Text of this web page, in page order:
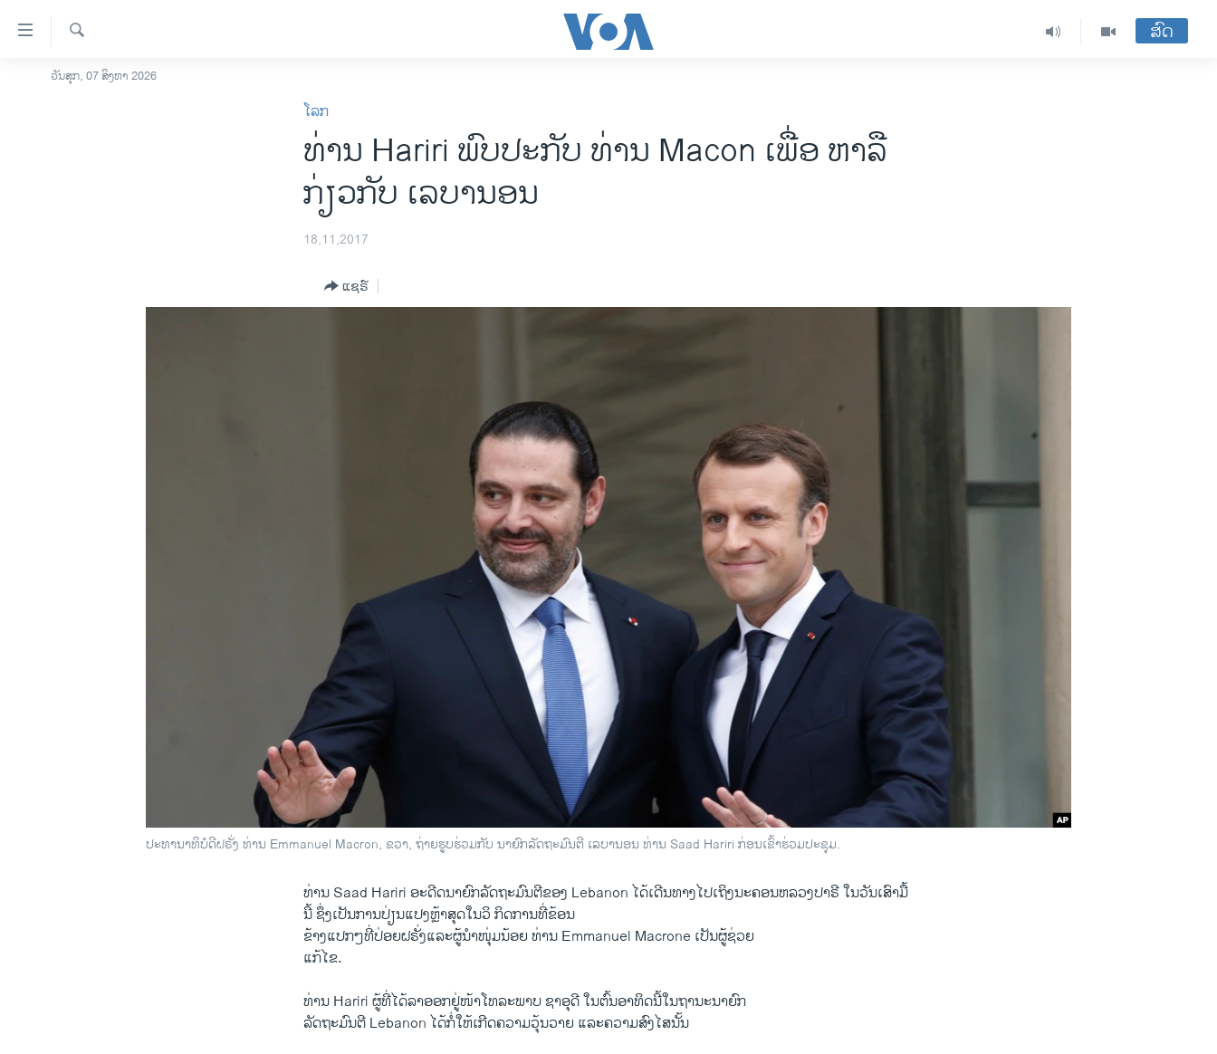
ລິ້ງ
ສຳຫລັບ
ໂຮມເພຈ
ຄົ້ນຫາ
ສົດ
ວັນສຸກ, 07 ສິງຫາ 2026
ໂລກ
ທ່ານ Hariri ພົບປະກັບ ທ່ານ Macon ເພື່ອ ຫາລື
ກ່ຽວກັບ ເລບານອນ
18,11,2017
ແຊຣ໌
ປະທານາທິບໍດີຝຣັ່ງ ທ່ານ Emmanuel Macron, ຂວາ, ຖ່າຍຮູບຮ່ວມກັບ ນາຍົກລັດຖະມົນຕີ ເລບານອນ ທ່ານ Saad Hariri ກ່ອນເຂົ້າຮ່ວມປະຊຸມ.
ທ່ານ Saad Hariri ອະດີດນາຍົກລັດຖະມົນຕີຂອງ Lebanon ​ໄດ້​ເດີນ​ທາງ​ໄປເຖິງ​ນະຄອນຫລວງ​ປາຣີ ​ໃນ​ວັນ​ເສົາ​ມື້​
ນີ້ ຊຶ່ງເປັນການ​ປ່ຽນ​ແປງ​ຫຼ້າສຸດໃນວິ ກິດການທີ່ຂ້ອນ
ຂ້າງ​ແປກໆທີ່​ປ່ອຍ​ຝຣັ່ງແລະ​ຜູ້ນຳ​ໜຸ່ມນ້ອຍ ທ່ານ Emmanuel Macrone ​ເປັນຜູ້ຊ່ວຍ
​ແກ້​ໄຂ.
ທ່ານ Hariri ຜູ້​ທີ່​ໄດ້​ລາ​ອອກ​ຢູ່​ໜ້າ​ໂທລະພາບ ຊາ​ອຸ​ດີ ​ໃນ​ຕົ້ນ​ອາທິດ​ນີ້​ໃນ​ຖານະນາຍົກ
ລັດຖະມົນຕີ ​Lebanon ​ໄດ້ກໍ່ໃຫ້​ເກີດ​ຄວາ​ມວຸ້ນວາຍ ​ແລະ​ຄວາມສົງໄສນັ້ນ